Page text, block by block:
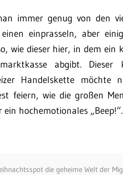
immer genug von den
einprasseln, aber
wie dieser hier, in dem ein
abgibt. Dieser
Handelskette möchte
feiern, wie die großen
hochemotionales „Beep!“.
die geheime Welt der